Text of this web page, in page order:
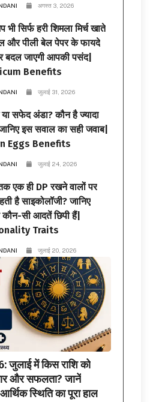
अगस्त 3, 2026
भी सिर्फ हरी शिमला मिर्च खाते
और पीली बेल पेपर के फायदे
बदल जाएगी आपकी पसंद|
Benefits
जुलाई 31, 2026
या सफेद अंडा? कौन है ज्यादा
इस सवाल का सही जवाब|
Eggs Benefits
जुलाई 24, 2026
एक ही DP रखने वालों पर
है साइकोलॉजी? जानिए
सी आदतें छिपी हैं|
Traits
जुलाई 20, 2026
जुलाई में किस राशि को
और सफलता? जानें
स्थिति का पूरा हाल